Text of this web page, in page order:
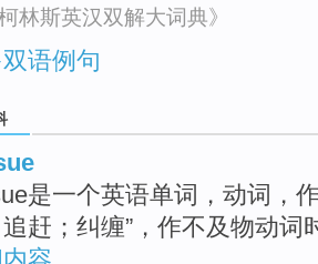
柯林斯英汉双解大词典》
语例句
是一个英语单词，动词，
赶；纠缠”，作不及物动词